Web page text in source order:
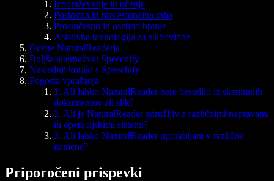
Izobraževanje in učenje
Poslovna in profesionalna raba
Prostočasno in osebno branje
Asistivna tehnologija za slabovidne
Ocene NaturalReaderja
Boljša alternativa: Speechify
Naslednji koraki s Speechify
Pogosta vprašanja
1. Ali lahko NaturalReader bere besedilo iz skeniranih
dokumentov ali slik?
2. Ali je NaturalReader združljiv z različnimi napravami
in operacijskimi sistemi?
3. Ali lahko NaturalReader uporabljam v različne
namene?
Priporočeni prispevki